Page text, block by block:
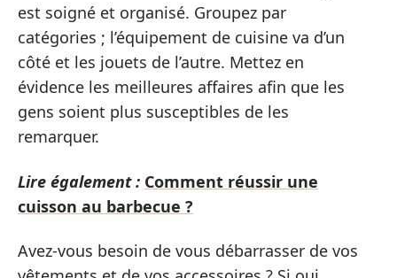
est soigné et organisé. Groupez par
catégories ; l’équipement de cuisine va d’un
côté et les jouets de l’autre. Mettez en
évidence les meilleures affaires afin que les
gens soient plus susceptibles de les
remarquer.
Lire également : Comment réussir une
cuisson au barbecue ?
Avez-vous besoin de vous débarrasser de vos